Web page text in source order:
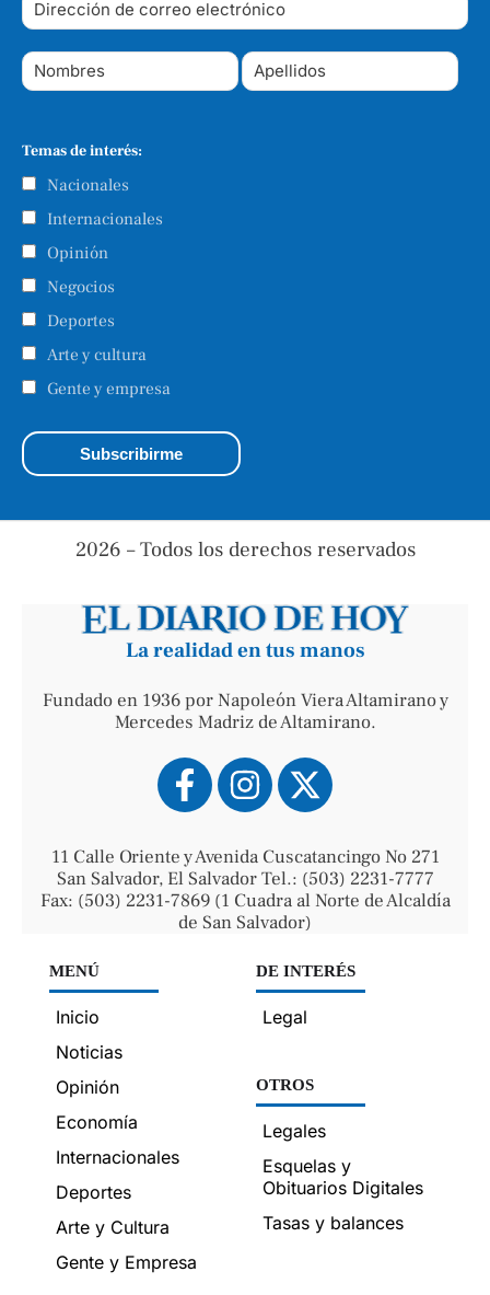
Temas de interés:
Nacionales
Internacionales
Opinión
Negocios
Deportes
Arte y cultura
Gente y empresa
2026 – Todos los derechos reservados
La realidad en tus manos
Fundado en 1936 por Napoleón Viera Altamirano y
Mercedes Madriz de Altamirano.
11 Calle Oriente y Avenida Cuscatancingo No 271
San Salvador, El Salvador Tel.: (503) 2231-7777
Fax: (503) 2231-7869 (1 Cuadra al Norte de Alcaldía
de San Salvador)
MENÚ
Inicio
Noticias
Opinión
Economía
Internacionales
Deportes
Arte y Cultura
Gente y Empresa
DE INTERÉS
Legal
OTROS
Legales
Esquelas y
Obituarios Digitales
Tasas y balances